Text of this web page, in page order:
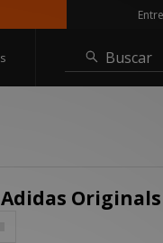
Buscar